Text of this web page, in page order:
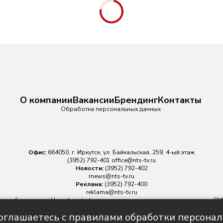
с правилами обработки
О компанииВакансииБрендингКонтакты
Обработка персональных данных
Офис: 664050, г. Иркутск, ул. Байкальская, 259, 4-ый этаж
(3952) 792-401 office@nts-tv.ru
Новости: (3952) 792-402
rnews@nts-tv.ru
Реклама: (3952) 792-400
reklama@nts-tv.ru
обязательна. На сайте nts-tv.ru размещаются в том числе материалы
Главный редактор ИА "НТС" Иштулкин Евгений Александрович16+